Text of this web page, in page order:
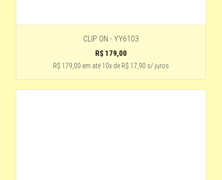
CLIP ON - YY6103
R$ 179,00
R$ 179,00 em até 10x de R$ 17,90 s/ juros